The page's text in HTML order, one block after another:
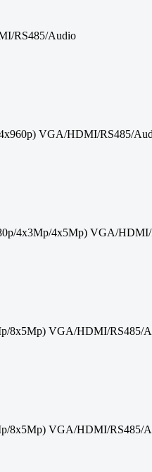
RS485/Audio
VGA/HDMI/RS485/
4x3Mp/4x5Mp) VGA/
8x5Mp) VGA/HDMI/RS485/
8x5Mp) VGA/HDMI/RS485/